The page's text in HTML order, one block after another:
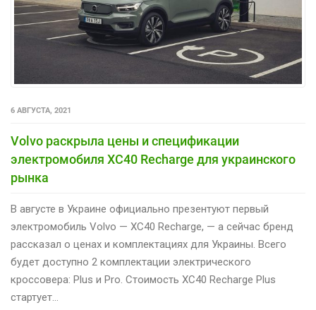
6 АВГУСТА, 2021
Volvo раскрыла цены и спецификации
электромобиля XC40 Recharge для украинского
рынка
В августе в Украине официально презентуют первый
электромобиль Volvo — XC40 Recharge, — а сейчас бренд
рассказал о ценах и комплектациях для Украины. Всего
будет доступно 2 комплектации электрического
кроссовера: Plus и Pro. Стоимость XC40 Recharge Plus
стартует…